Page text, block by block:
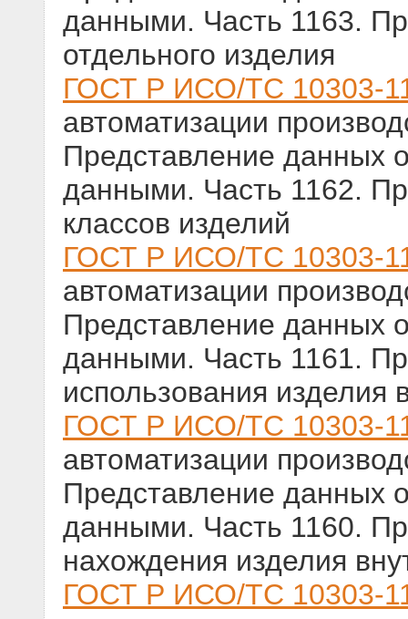
данными. Часть 1163.
отдельного изделия
ГОСТ Р ИСО/ТС 10303-
автоматизации
Представление данных
данными. Часть 1162.
классов изделий
ГОСТ Р ИСО/ТС 10303-
автоматизации
Представление данных
данными. Часть 1161.
использования изделия
ГОСТ Р ИСО/ТС 10303-
автоматизации
Представление данных
данными. Часть 1160.
нахождения изделия
ГОСТ Р ИСО/ТС 10303-